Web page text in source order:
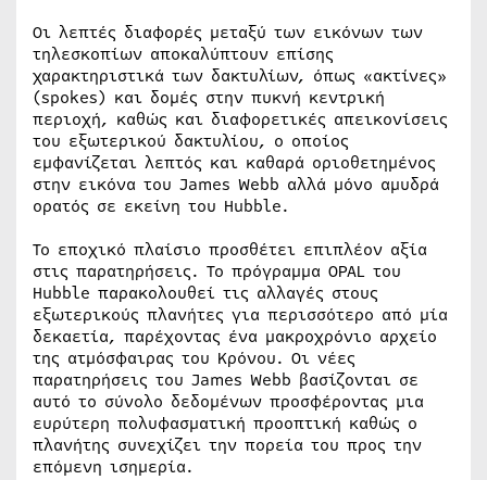
Οι λεπτές διαφορές μεταξύ των εικόνων των
τηλεσκοπίων αποκαλύπτουν επίσης
χαρακτηριστικά των δακτυλίων, όπως «ακτίνες»
(spokes) και δομές στην πυκνή κεντρική
περιοχή, καθώς και διαφορετικές απεικονίσεις
του εξωτερικού δακτυλίου, ο οποίος
εμφανίζεται λεπτός και καθαρά οριοθετημένος
στην εικόνα του James Webb αλλά μόνο αμυδρά
ορατός σε εκείνη του Hubble.
Το εποχικό πλαίσιο προσθέτει επιπλέον αξία
στις παρατηρήσεις. Το πρόγραμμα OPAL του
Hubble παρακολουθεί τις αλλαγές στους
εξωτερικούς πλανήτες για περισσότερο από μία
δεκαετία, παρέχοντας ένα μακροχρόνιο αρχείο
της ατμόσφαιρας του Κρόνου. Οι νέες
παρατηρήσεις του James Webb βασίζονται σε
αυτό το σύνολο δεδομένων προσφέροντας μια
ευρύτερη πολυφασματική προοπτική καθώς ο
πλανήτης συνεχίζει την πορεία του προς την
επόμενη ισημερία.